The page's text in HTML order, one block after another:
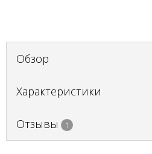
Обзор
Характеристики
Отзывы 1